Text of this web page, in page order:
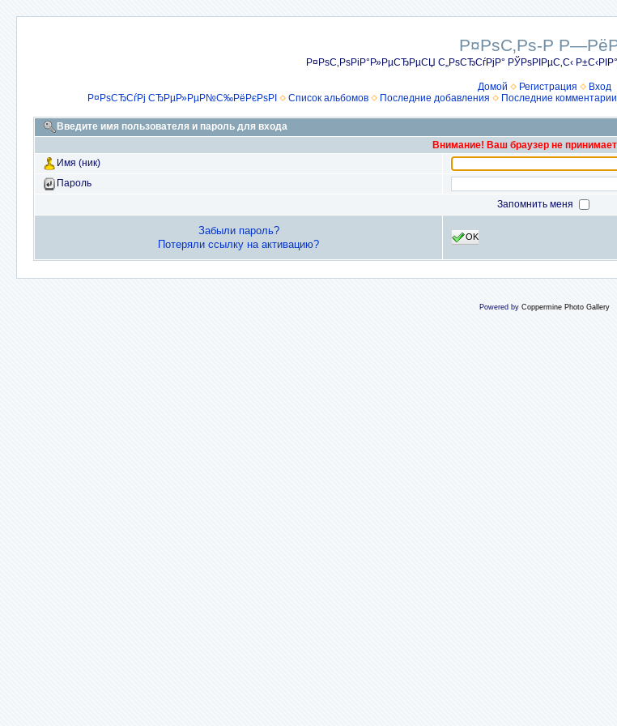
Р¤РѕС‚Рѕ-Р
Р¤РѕС‚РѕРіР°Р»РµСЂРµСЏ С„РѕСЂСѓРјР° РЎРѕРІРµС‚С‹
Домой Регистрация
Вход
Р¤РѕСЂСѓРј СЂРµР»РµР№С‰РёРєРѕРІ
Список альбомов Последние добавления Последние комментарии
Введите имя пользователя и пароль для входа
Внимание! Ваш браузер не
Имя (ник)
Пароль
Запомнить меня
Забыли пароль?
Потеряли ссылку на активацию?
OK
Powered by Coppermine Photo Gallery